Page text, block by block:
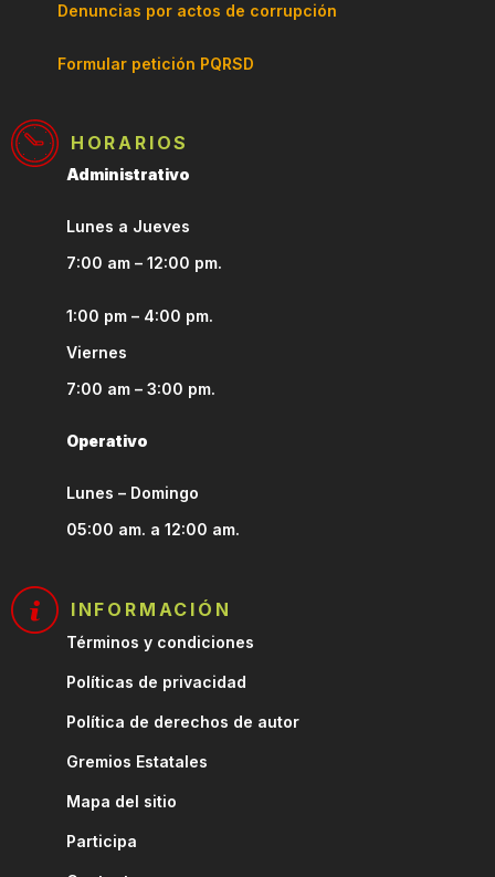
Denuncias por actos de corrupción
Formular petición PQRSD
HORARIOS
Administrativo
Lunes a Jueves
7:00 am – 12:00 pm.
1:00 pm – 4:00 pm.
Viernes
7:00 am – 3:00 pm.
Operativo
Lunes – Domingo
05:00 am. a 12:00 am.
INFORMACIÓN
Términos y condiciones
Políticas de privacidad
Política de derechos de autor
Gremios Estatales
Mapa del sitio
Participa